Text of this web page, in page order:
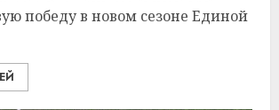
победу в новом сезоне Единой